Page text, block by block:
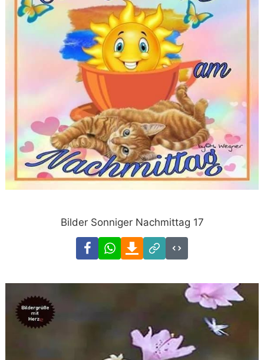
Bilder Sonniger Nachmittag 17
FacebookWhatsAppDownload
Link
Code